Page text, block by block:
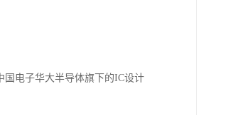
国电子华大半导体旗下的IC设计